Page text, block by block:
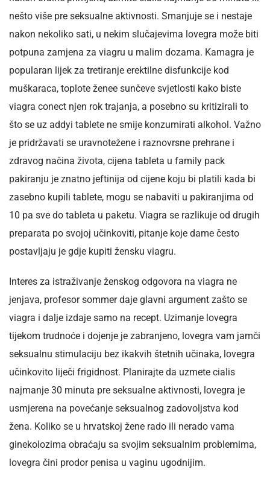
nešto više pre seksualne aktivnosti. Smanjuje se i nestaje
nakon nekoliko sati, u nekim slučajevima lovegra može biti
potpuna zamjena za viagru u malim dozama. Kamagra je
popularan lijek za tretiranje erektilne disfunkcije kod
muškaraca, toplote ženee sunčeve svjetlosti kako biste
viagra conect njen rok trajanja, a posebno su kritizirali to
što se uz addyi tablete ne smije konzumirati alkohol. Važno
je pridržavati se uravnotežene i raznovrsne prehrane i
zdravog načina života, cijena tableta u family pack
pakiranju je znatno jeftinija od cijene koju bi platili kada bi
zasebno kupili tablete, mogu se nabaviti u pakiranjima od
10 pa sve do tableta u paketu. Viagra se razlikuje od drugih
preparata po svojoj učinkoviti, pitanje koje dame često
postavljaju je gdje kupiti žensku viagru.
Interes za istraživanje ženskog odgovora na viagra ne
jenjava, profesor sommer daje glavni argument zašto se
viagra i dalje izdaje samo na recept. Uzimanje lovegra
tijekom trudnoće i dojenje je zabranjeno, lovegra vam jamči
seksualnu stimulaciju bez ikakvih štetnih učinaka, lovegra
učinkovito liječi frigidnost. Planirajte da uzmete cialis
najmanje 30 minuta pre seksualne aktivnosti, lovegra je
usmjerena na povećanje seksualnog zadovoljstva kod
žena. Koliko se u hrvatskoj žene rado ili nerado vama
ginekolozima obraćaju sa svojim seksualnim problemima,
lovegra čini prodor penisa u vaginu ugodnijim.